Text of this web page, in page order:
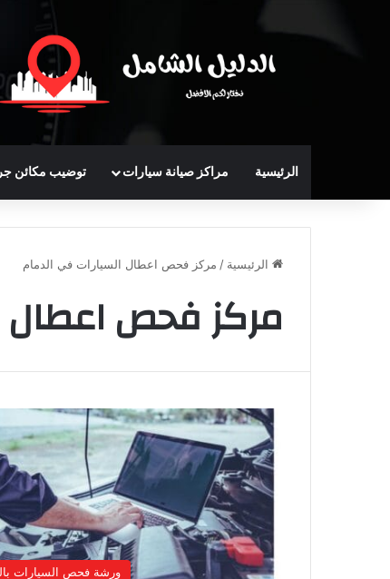
الرئيسية مراكز صيانة سيارات توضيب مكائن
الرئيسية / مركز فحص اعطال السيارات في الدمام
مركز فحص اعطال
ورشة فحص السيارات